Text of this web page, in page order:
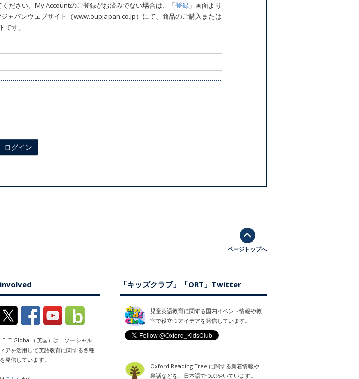
ださい。My Accountのご登録がお済みでない場合は、「登録 」画面より
ャパンウェブサイト（www.oupjapan.co.jp）にて、商品のご購入または
す。
ログイン
ページトップへ
ELT Global（英国）は、ソーシャル
アを活用して英語教育に関する各種
発信しています。
「キッズクラブ」「ORT」Twitter
児童英語教育に関する国内イベント情報や教
室で役立つアイデアを発信しています。
Oxford Reading Tree に関する新着情報や
裏話などを、日本語でつぶやいています。